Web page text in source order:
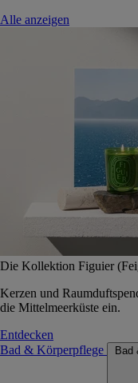
Alle anzeigen
Die Kollektion Figuier
Kerzen und
die Mittelmeerküste ein.
Entdecken
Bad & Körperpflege
Bad